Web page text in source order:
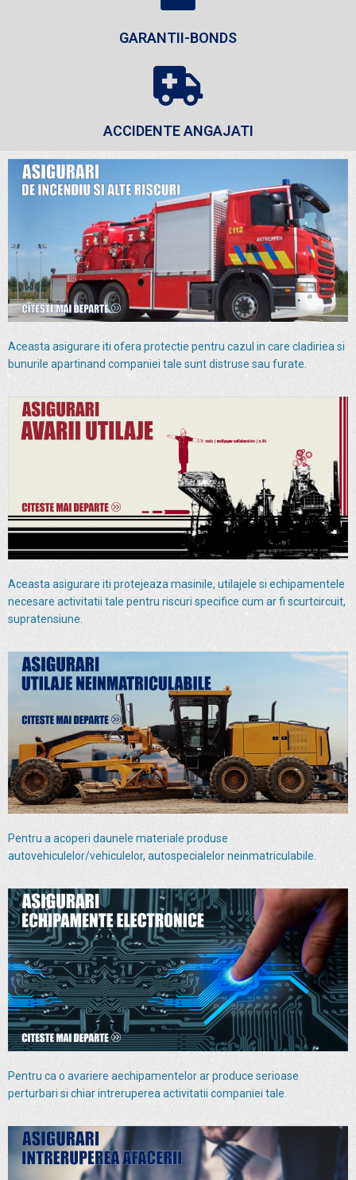
GARANTII-BONDS
ACCIDENTE ANGAJATI
Aceasta asigurare iti ofera protectie pentru cazul in care cladiriea si
bunurile apartinand companiei tale sunt distruse sau furate.
Aceasta asigurare iti protejeaza masinile, utilajele si echipamentele
necesare activitatii tale pentru riscuri specifice cum ar fi scurtcircuit,
supratensiune.
Pentru a acoperi daunele materiale produse
autovehiculelor/vehiculelor, autospecialelor neinmatriculabile.
Pentru ca o avariere aechipamentelor ar produce serioase
perturbari si chiar intreruperea activitatii companiei tale.